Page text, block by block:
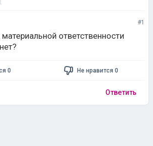
#1
ответственности
0 Не нравится 0
Ответить